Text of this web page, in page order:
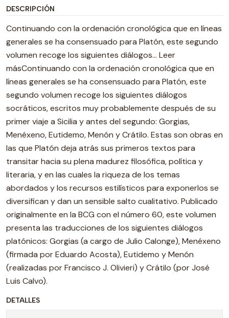
DESCRIPCIÓN
Continuando con la ordenación cronológica que en líneas
generales se ha consensuado para Platón, este segundo
volumen recoge los siguientes diálogos... Leer
másContinuando con la ordenación cronológica que en
líneas generales se ha consensuado para Platón, este
segundo volumen recoge los siguientes diálogos
socráticos, escritos muy probablemente después de su
primer viaje a Sicilia y antes del segundo: Gorgias,
Menéxeno, Eutidemo, Menón y Crátilo. Estas son obras en
las que Platón deja atrás sus primeros textos para
transitar hacia su plena madurez filosófica, política y
literaria, y en las cuales la riqueza de los temas
abordados y los recursos estilísticos para exponerlos se
diversifican y dan un sensible salto cualitativo. Publicado
originalmente en la BCG con el número 60, este volumen
presenta las traducciones de los siguientes diálogos
platónicos: Gorgias (a cargo de Julio Calonge), Menéxeno
(firmada por Eduardo Acosta), Eutidemo y Menón
(realizadas por Francisco J. Olivieri) y Crátilo (por José
Luis Calvo).
DETALLES